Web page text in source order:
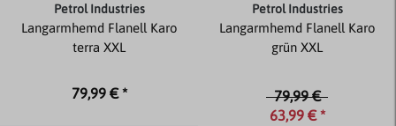
Petrol Industries
Langarmhemd Flanell Karo
terra XXL
79,99 € *
Petrol Industries
Langarmhemd Flanell Karo
grün XXL
79,99 €
63,99 € *